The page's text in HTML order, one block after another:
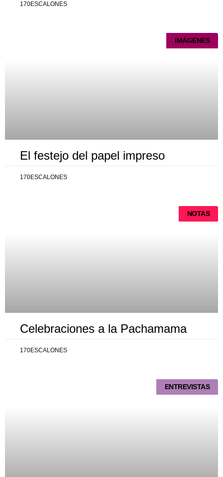
170ESCALONES
IMÁGENES
El festejo del papel impreso
170ESCALONES
NOTAS
Celebraciones a la Pachamama
170ESCALONES
ENTREVISTAS